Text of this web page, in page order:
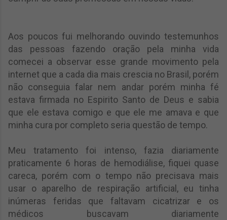
Aos poucos fui melhorando ouvindo testemunhos
das pessoas fazendo oração pela minha vida
comecei a observar esse grande movimento pela
internet que a cada dia mais crescia no Brasil, porém
não conseguia falar nem andar porém minha fé
estava firmada no Espirito Santo de Deus e sabia
que ele estava comigo e que ele me amava e que
minha cura por completo seria questão de tempo.
Meu tratamento foi intenso, fazia diariamente
praticamente 6 horas de hemodiálise, fiquei quase
careca, porém com o tempo não precisava mais
usar o aparelho de respiração artificial, eu tinha
inúmeras feridas que faltavam cicatrizar e os
médicos buscavam diariamente